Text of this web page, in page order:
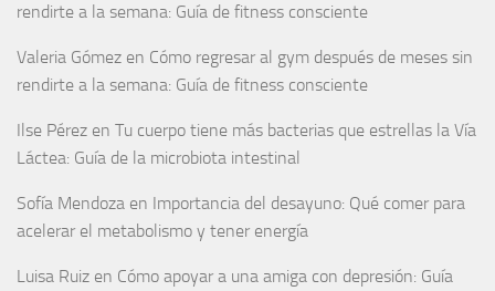
rendirte a la semana: Guía de fitness consciente
Valeria Gómez en Cómo regresar al gym después de meses sin
rendirte a la semana: Guía de fitness consciente
Ilse Pérez en Tu cuerpo tiene más bacterias que estrellas la Vía
Láctea: Guía de la microbiota intestinal
Sofía Mendoza en Importancia del desayuno: Qué comer para
acelerar el metabolismo y tener energía
Luisa Ruiz en Cómo apoyar a una amiga con depresión: Guía